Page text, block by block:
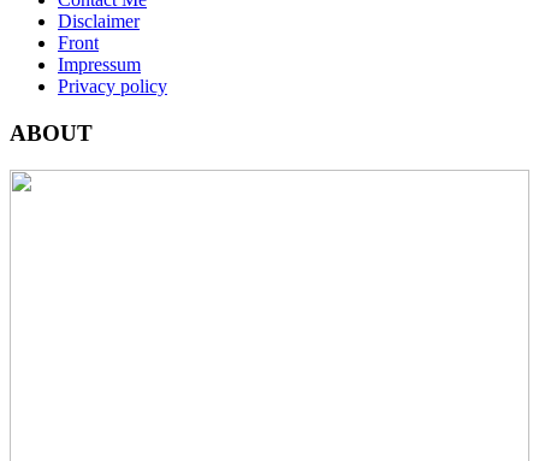
Disclaimer
Front
Impressum
Privacy policy
ABOUT